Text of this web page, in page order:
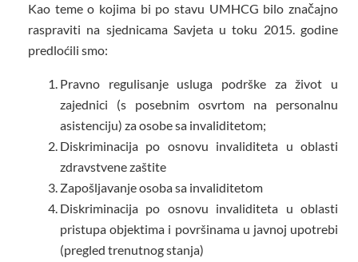
Kao teme o kojima bi po stavu UMHCG bilo značajno
raspraviti na sjednicama Savjeta u toku 2015. godine
predloćili smo:
Pravno regulisanje usluga podrške za život u
zajednici (s posebnim osvrtom na personalnu
asistenciju) za osobe sa invaliditetom;
Diskriminacija po osnovu invaliditeta u oblasti
zdravstvene zaštite
Zapošljavanje osoba sa invaliditetom
Diskriminacija po osnovu invaliditeta u oblasti
pristupa objektima i površinama u javnoj upotrebi
(pregled trenutnog stanja)